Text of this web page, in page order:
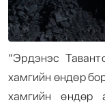
“Эрдэнэс
хамгийн өндөр
хамгийн өндөр